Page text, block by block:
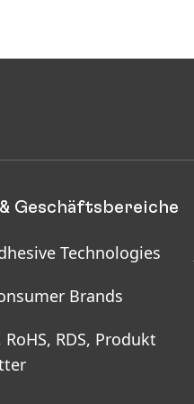
Geschäftsbereiche
Technologies
Brands
RoHS, RDS, Produkt